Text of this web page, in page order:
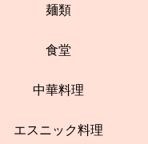
麺類
食堂
中華料理
エスニック料理